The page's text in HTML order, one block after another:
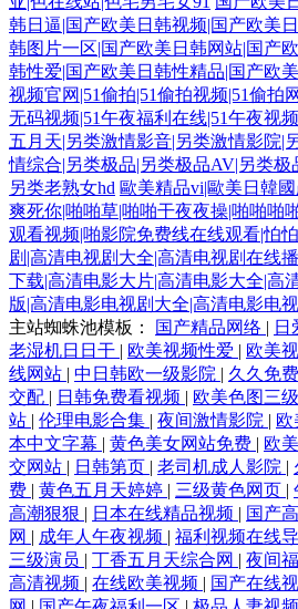
韩日逼|国产欧美日韩视频|国产欧美
韩图片一区|国产欧美日韩网站|国产
韩性爱|国产欧美日韩性精品|国产欧
视频官网|51偷拍|51偷拍视频|51偷拍
无码视频|51午夜福利在线|51午夜视
五月天|另类激情影音|另类激情影院|
情综合|另类极品|另类极品AV|另类极
另类老熟女hd 歐美精品vi|歐美日韓
爽死你|啪啪草|啪啪干夜夜操|啪啪啪
观看视频|啪影院免费线在线观看|怕
剧|高清电视剧大全|高清电视剧在线
下载|高清电影大片|高清电影大全|高
版|高清电影电视剧大全|高清电影电
主站蜘蛛池模板：
国产精品网络 | 日
老湿机日日干 | 欧美视频性爱 | 欧美
线网站 | 中日韩欧一级影院 | 久久免
交配 | 日韩免费看视频 | 欧美色图三
站 | 伦理电影合集 | 夜间激情影院 | 欧
本中文字幕 | 黄色美女网站免费 | 欧
交网站 | 日韩第页 | 老司机成人影院 |
费 | 黄色五月天婷婷 | 三级黄色网页 |
高潮狠狠 | 日本在线精品视频 | 国产
网 | 成年人午夜视频 | 福利视频在线
三级演员 | 丁香五月天综合网 | 夜间
高清视频 | 在线欧美视频 | 国产在线